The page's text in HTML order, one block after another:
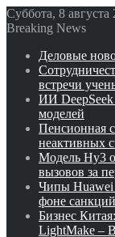
Суббота, 8 августа
Breaking News
Деловые
встречи
ИИ
моделей
Пенсионная
неактивных
Модель Hy3
вызовов за
Чипы Huawei
фоне санкций
Бизнес
LightMake –